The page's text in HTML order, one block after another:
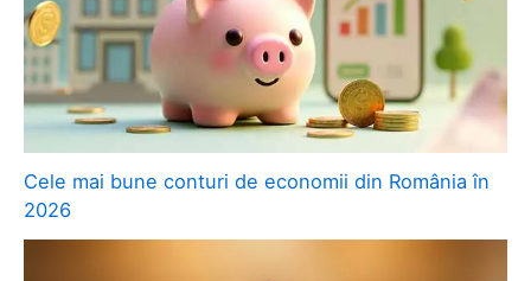
Cele mai bune conturi de economii din România în
2026